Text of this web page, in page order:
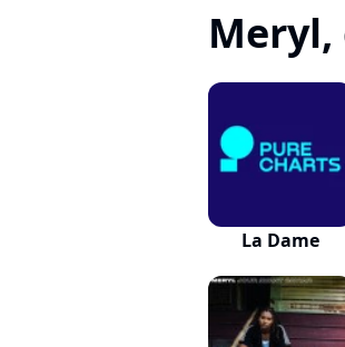
Meryl,
La Dame